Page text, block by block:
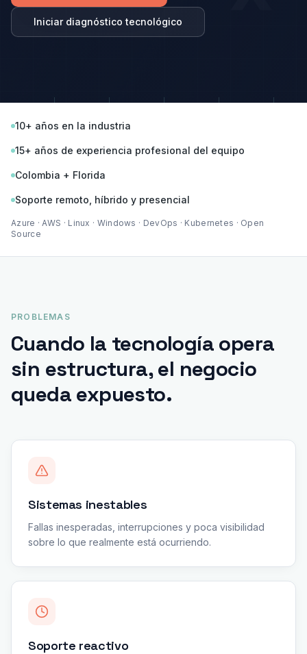
Iniciar diagnóstico tecnológico
10+ años en la industria
15+ años de experiencia profesional del equipo
Colombia + Florida
Soporte remoto, híbrido y presencial
Azure · AWS · Linux · Windows · DevOps · Kubernetes · Open
Source
PROBLEMAS
Cuando la tecnología opera
sin estructura, el negocio
queda expuesto.
Sistemas inestables
Fallas inesperadas, interrupciones y poca visibilidad
sobre lo que realmente está ocurriendo.
Soporte reactivo